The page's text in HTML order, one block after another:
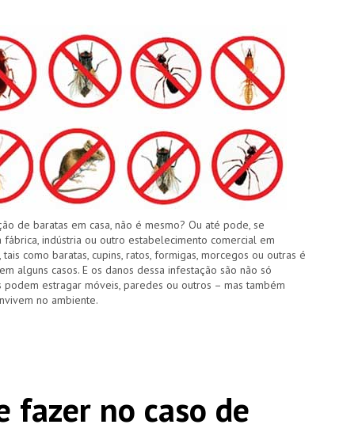
de baratas em casa, não é mesmo? Ou até pode, se
indústria ou outro estabelecimento comercial em
como baratas, cupins, ratos, formigas, morcegos ou outras é
alguns casos. E os danos dessa infestação são não só
estragar móveis, paredes ou outros – mas também
no ambiente.
fazer no caso de